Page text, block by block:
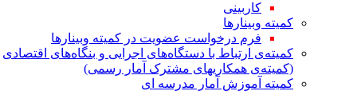
کاربینی
کمیته وبینارها
فرم درخواست عضویت در کمیته وبینارها
کمیته‌ی ارتباط با دستگاه‌های اجرایی و بنگاه‌های اقتصادی
(کمیته‌ی همکاریهای مشترک آمار رسمی)
کمیته آموزش آمار مدرسه ای